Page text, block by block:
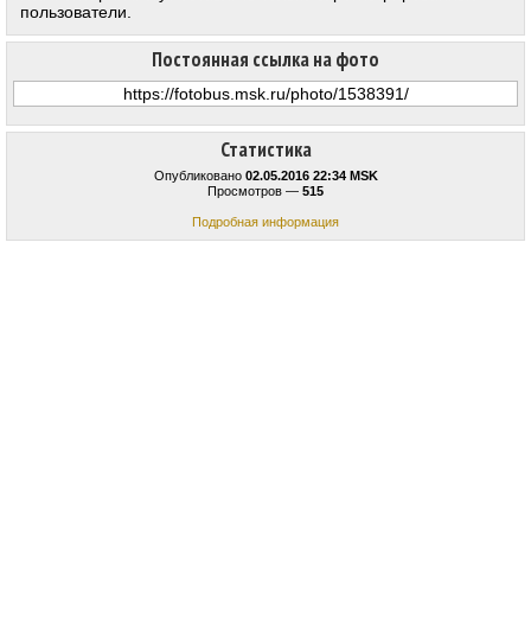
Статистика
Опубликовано 02.05.2016 22:34 MSK
Просмотров — 515
Подробная информация
Постоянная ссылка на фото
пользователи.